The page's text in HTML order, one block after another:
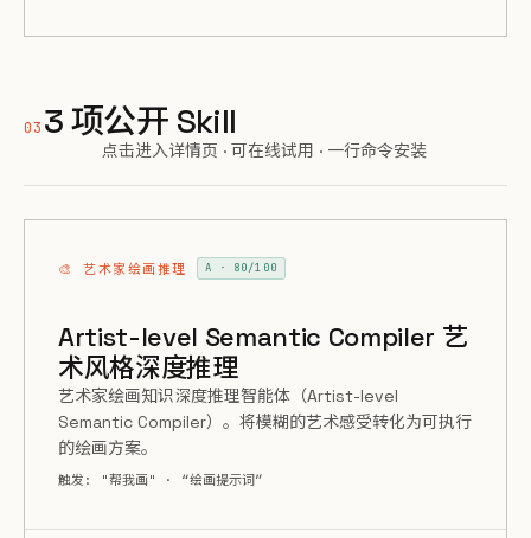
03 3 项公开 Skill
点击进入详情页 · 可在线试用 · 一行命令安装
🎨 艺术家绘画推理 A · 80/100
Artist-level Semantic Compiler 艺
术风格深度推理
艺术家绘画知识深度推理智能体（Artist-level
Semantic Compiler）。将模糊的艺术感受转化为可执行
的绘画方案。
触发: "帮我画" · “绘画提示词”